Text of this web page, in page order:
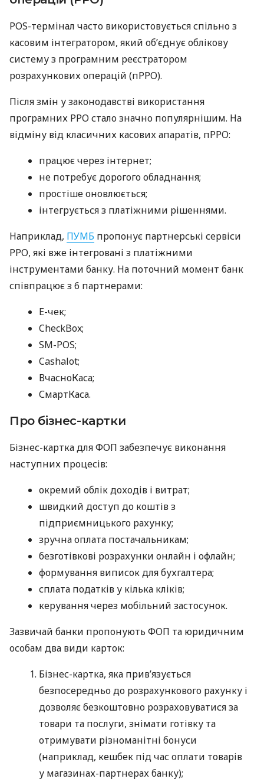
POS-термінал часто використовується спільно з
касовим інтегратором, який об’єднує облікову
систему з програмним реєстратором
розрахункових операцій (пРРО).
Після змін у законодавстві використання
програмних РРО стало значно популярнішим. На
відміну від класичних касових апаратів, пРРО:
працює через інтернет;
не потребує дорогого обладнання;
простіше оновлюється;
інтегрується з платіжними рішеннями.
Наприклад, ПУМБ пропонує партнерські сервіси
РРО, які вже інтегровані з платіжними
інструментами банку. На поточний момент банк
співпрацює з 6 партнерами:
E-чек;
CheckBox;
SM-POS;
Cashalot;
ВчасноКаса;
СмартКаса.
Про бізнес-картки
Бізнес-картка для ФОП забезпечує виконання
наступних процесів:
окремий облік доходів і витрат;
швидкий доступ до коштів з
підприємницького рахунку;
зручна оплата постачальникам;
безготівкові розрахунки онлайн і офлайн;
формування виписок для бухгалтера;
сплата податків у кілька кліків;
керування через мобільний застосунок.
Зазвичай банки пропонують ФОП та юридичним
особам два види карток:
Бізнес-картка, яка прив’язується
безпосередньо до розрахункового рахунку і
дозволяє безкоштовно розраховуватися за
товари та послуги, знімати готівку та
отримувати різноманітні бонуси
(наприклад, кешбек під час оплати товарів
у магазинах-партнерах банку);